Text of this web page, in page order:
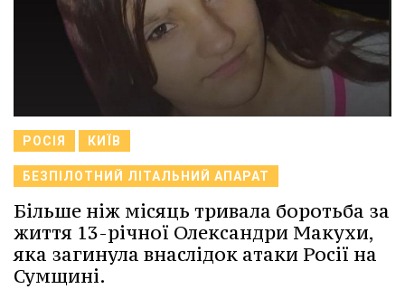
РОСІЯ КИЇВ
БЕЗПІЛОТНИЙ ЛІТАЛЬНИЙ АПАРАТ
Більше ніж місяць тривала боротьба за
життя 13-річної Олександри Макухи,
яка загинула внаслідок атаки Росії на
Сумщині.